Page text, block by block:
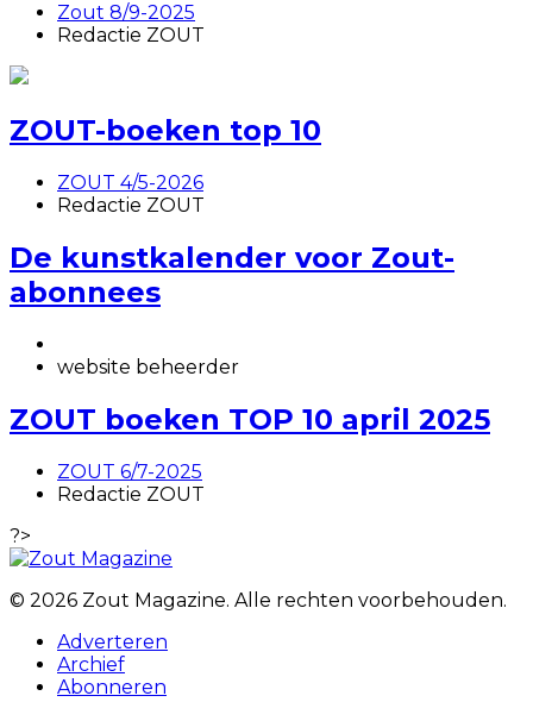
Zout 8/9-2025
Redactie ZOUT
ZOUT-boeken top 10
ZOUT 4/5-2026
Redactie ZOUT
De kunstkalender voor Zout-
abonnees
website beheerder
ZOUT boeken TOP 10 april 2025
ZOUT 6/7-2025
Redactie ZOUT
?>
© 2026 Zout Magazine. Alle rechten voorbehouden.
Adverteren
Archief
Abonneren